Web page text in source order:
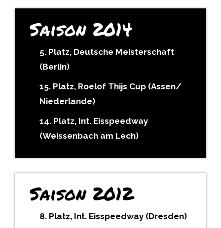
Saison 2014
5. Platz, Deutsche Meisterschaft
(Berlin)
15. Platz, Roelof Thijs Cup (Assen/
Niederlande)
14. Platz, Int. Eisspeedway
(Weissenbach am Lech)
Saison 2012
8. Platz, Int. Eisspeedway (Dresden)